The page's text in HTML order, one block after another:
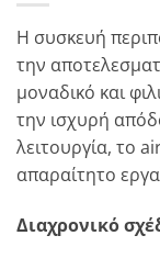
Η συσκευή
την
μοναδικό και
την ισχυρή
λειτουργία, το
απαραίτητο
Διαχρονικό